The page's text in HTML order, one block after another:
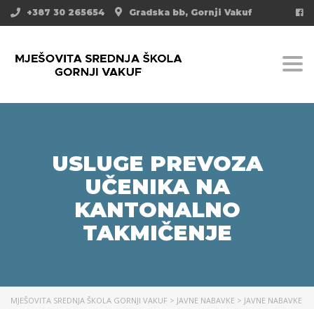
Gradska bb, Gornji Vakuf
+387 30 265654
USLUGE PREVOZA
UČENIKA NA
KANTONALNO
TAKMIČENJE
MJEŠOVITA SREDNJA ŠKOLA GORNJI VAKUF > JAVNE NABAVKE > JAVNE NABAVKE